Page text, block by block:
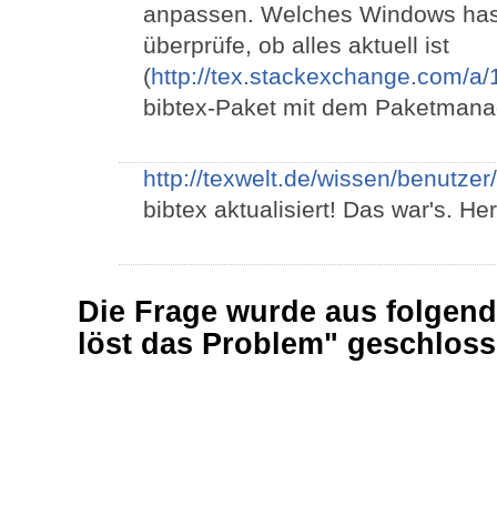
anpassen. Welches Windows
überprüfe, ob alles aktuell ist
(http://tex.stackexchange.com/a/
bibtex-Paket mit dem
http://texwelt.de/wissen/
bibtex aktualisiert! Das war's.
Die Frage wurde aus
löst das Problem"